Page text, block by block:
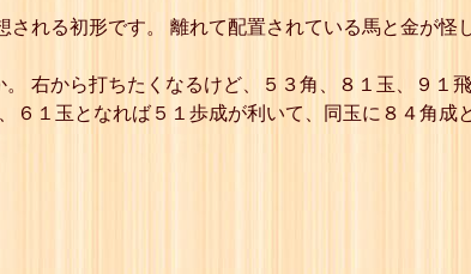
17☗１二金
れる初形です。 離れて配置されている馬と金が怪
右から打ちたくなるけど、５３角、８１玉、９１
６１玉となれば５１歩成が利いて、同玉に８４角成